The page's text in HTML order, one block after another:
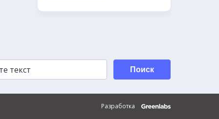
Поиск
Разработка